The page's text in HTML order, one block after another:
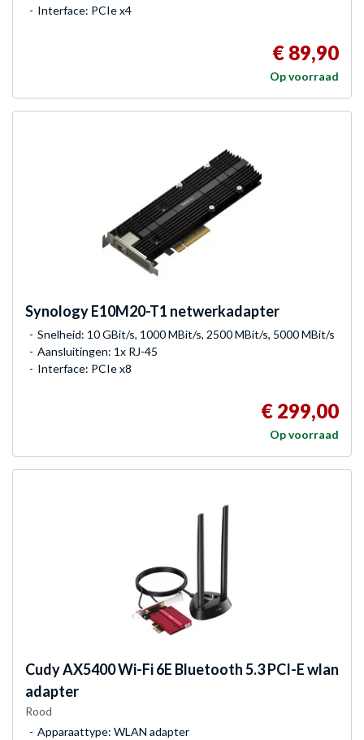
Interface: PCIe x4
€ 89,90
Op voorraad
SynologyE10M20-T1 netwerkadapter
Snelheid: 10 GBit/s, 1000 MBit/s, 2500 MBit/s, 5000 MBit/s
Aansluitingen: 1x RJ-45
Interface: PCIe x8
€ 299,00
Op voorraad
CudyAX5400 Wi-Fi 6E Bluetooth 5.3 PCI-E wlan
adapter
Rood
Apparaattype: WLAN adapter